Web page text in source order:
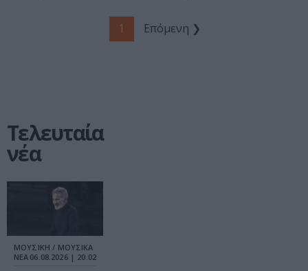
1 Επόμενη ❯
Τελευταία
νέα
ΜΟΥΣΙΚΗ / ΜΟΥΣΙΚΑ
ΝΕΑ 06.08.2026 | 20.02